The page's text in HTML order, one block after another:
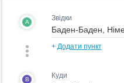
A Звідки
+ Додати пункт
B Куди